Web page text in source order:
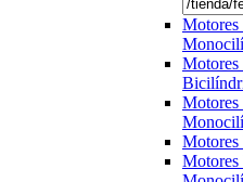
Motores
Motores
Motores
Motores
Motores